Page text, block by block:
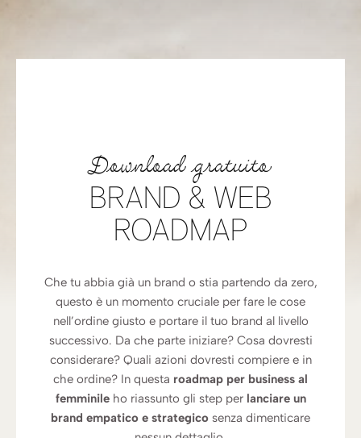
Download gratuito
BRAND & WEB
ROADMAP
Che tu abbia già un brand o stia partendo da zero,
questo è un momento cruciale per fare le cose
nell’ordine giusto e portare il tuo brand al livello
successivo. Da che parte iniziare? Cosa dovresti
considerare? Quali azioni dovresti compiere e in
che ordine? In questa roadmap per business al
femminileho riassunto gli step per lanciare un
brand empatico e strategico senza dimenticare